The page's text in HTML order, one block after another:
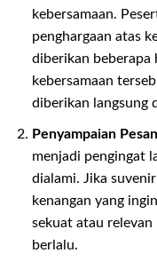
kebersamaan.
penghargaan atas
diberikan beberapa
kebersamaan
diberikan langsung
Penyampaian
menjadi pengingat
dialami. Jika
kenangan yang
sekuat atau
berlalu.